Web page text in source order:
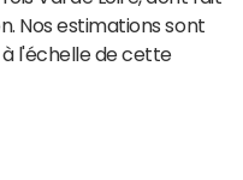
Nos estimations sont
l'échelle de cette